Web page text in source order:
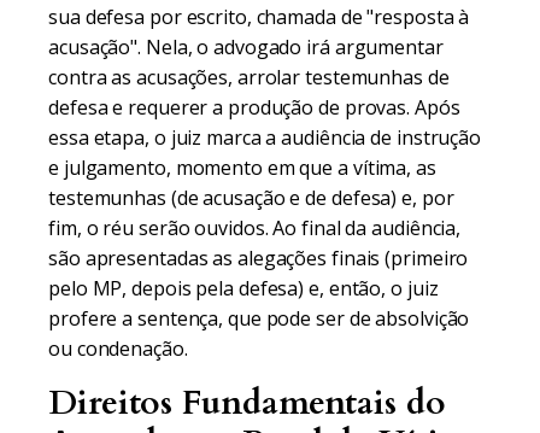
sua defesa por escrito, chamada de "resposta à
acusação". Nela, o advogado irá argumentar
contra as acusações, arrolar testemunhas de
defesa e requerer a produção de provas. Após
essa etapa, o juiz marca a audiência de instrução
e julgamento, momento em que a vítima, as
testemunhas (de acusação e de defesa) e, por
fim, o réu serão ouvidos. Ao final da audiência,
são apresentadas as alegações finais (primeiro
pelo MP, depois pela defesa) e, então, o juiz
profere a sentença, que pode ser de absolvição
ou condenação.
Direitos Fundamentais do